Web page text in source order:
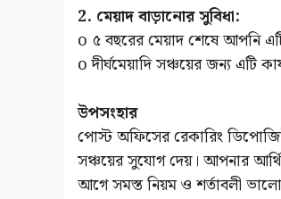
2. মেয়াদ বাড়ানোর সুবিধা:
o ৫ বছরের মেয়াদ শেষে আপনি
o দীর্ঘমেয়াদি সঞ্চয়ের জন্য এটি
উপসংহার
পোস্ট অফিসের রেকারিং
সঞ্চয়ের সুযোগ দেয়। আপনার
আগে সমস্ত নিয়ম ও শর্তাবলী